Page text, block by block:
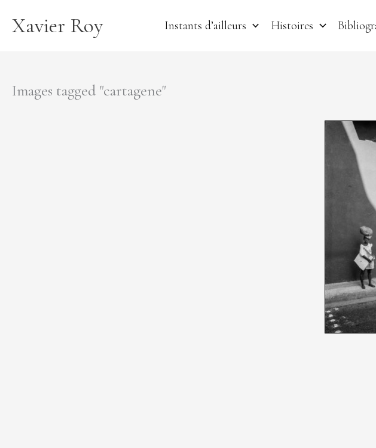
Xavier Roy Instants d’ailleurs Histoires
Images tagged "cartagene"